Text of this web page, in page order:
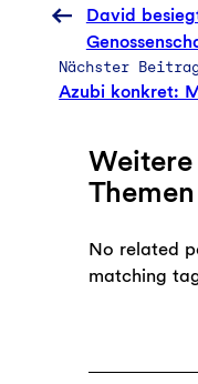
David
Nächster
Azubi konkret:
Themen
No related
matching